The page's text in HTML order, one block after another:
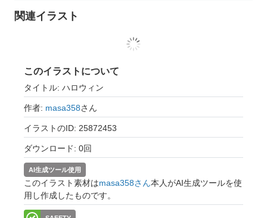
関連イラスト
このイラストについて
タイトル: ハロウィン
作者: masa358さん
イラストのID: 25872453
ダウンロード: 0回
AI生成ツール使用
このイラスト素材はmasa358さん本人がAI生成ツールを使
用し作成したものです。